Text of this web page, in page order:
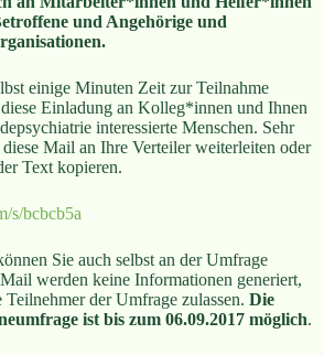
und Angehörige und
einige Minuten Zeit zur Teilnahme
Einladung an Kolleg*innen und Ihnen
interessierte Menschen. Sehr
Mail an Ihre Verteiler weiterleiten oder
Text kopieren.
s/bcbcb5a
Sie auch selbst an der Umfrage
werden keine Informationen generiert,
der Umfrage zulassen. Die
ist bis zum 06.09.2017 möglich.